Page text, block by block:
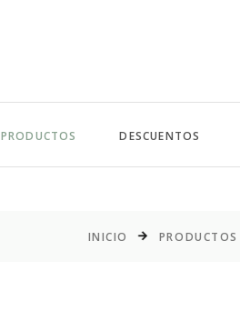
PRODUCTOS DESCUENTOS
INICIO PRODUCTOS